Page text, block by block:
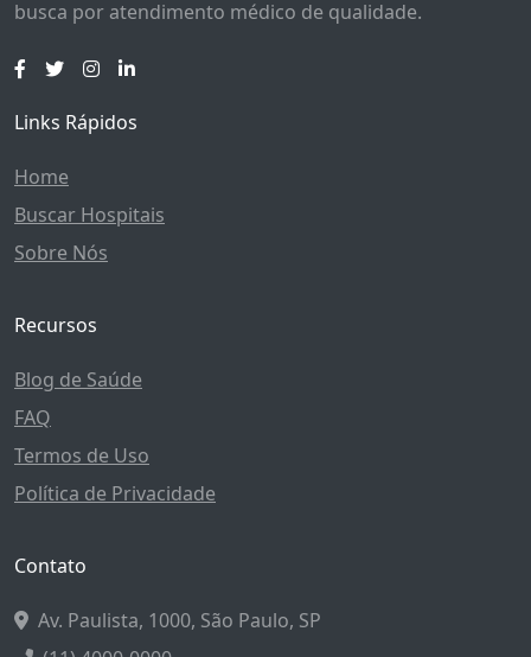
busca por atendimento médico de qualidade.
Links Rápidos
Home
Buscar Hospitais
Sobre Nós
Recursos
Blog de Saúde
FAQ
Termos de Uso
Política de Privacidade
Contato
Av. Paulista, 1000, São Paulo, SP